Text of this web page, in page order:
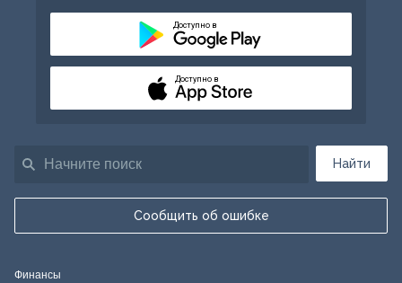
Найти
Сообщить об ошибке
Доступно в
Доступно в
Финансы